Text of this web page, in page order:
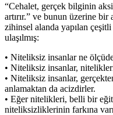
“Cehalet, gerçek bilginin
artırır.” ve bunun üzerine bir
zihinsel alanda yapılan
ulaşılmış:
• Niteliksiz insanlar ne
• Niteliksiz insanlar,
• Niteliksiz insanlar,
anlamaktan da acizdirler.
• Eğer nitelikleri, belli bir
niteliksizliklerinin farkına